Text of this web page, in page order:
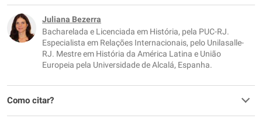
Este conteúdo não tem a informação que procuro
Outro
Juliana Bezerra
Bacharelada e Licenciada em História, pela PUC-RJ.
Especialista em Relações Internacionais, pelo Unilasalle-
RJ. Mestre em História da América Latina e União
Europeia pela Universidade de Alcalá, Espanha.
Como citar?